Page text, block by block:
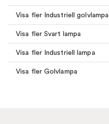
Visa fler Industriell golvlampa
Visa fler Svart lampa
Visa fler Industriell lampa
Visa fler Golvlampa